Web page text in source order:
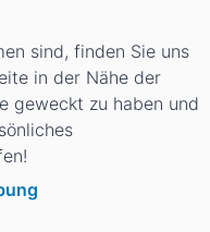
sind, finden Sie uns
in der Nähe der
geweckt zu haben und